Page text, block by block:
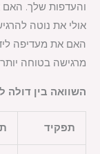
והעדפות שלך. האם
אולי את נוטה
האם את מעדיפה
מרגישה בטוחה
השוואה בין דולה
תפקיד